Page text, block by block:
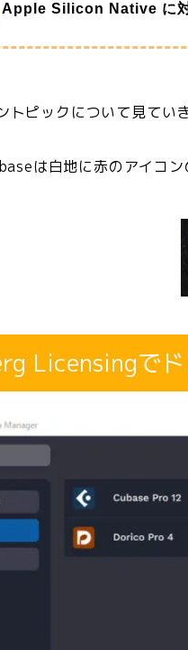
Apple Silicon Native に
トピックについて見てい
は白地に赤のアイコ
Licensingで